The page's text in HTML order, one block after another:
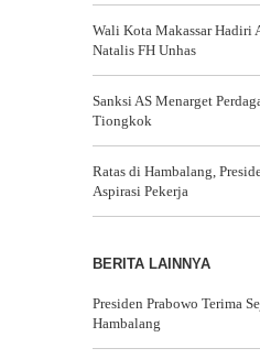
Wali Kota Makassar Hadiri
Natalis FH Unhas
Sanksi AS Menarget
Tiongkok
Ratas di Hambalang,
Aspirasi Pekerja
BERITA LAINNYA
Presiden Prabowo Terima
Hambalang